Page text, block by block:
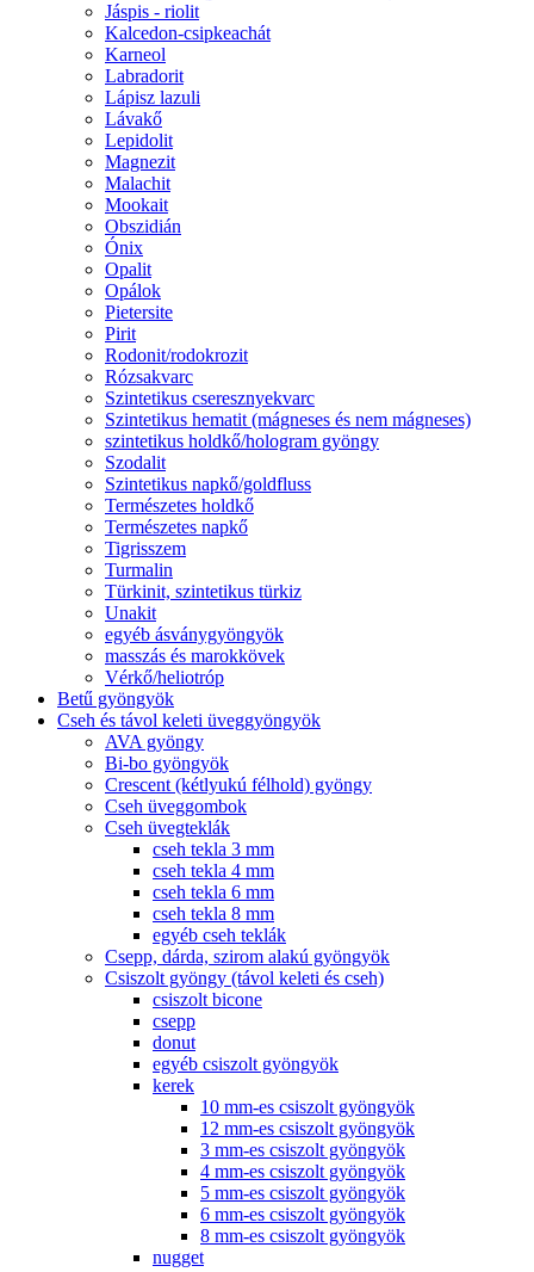
Jáspis - riolit
Kalcedon-csipkeachát
Karneol
Labradorit
Lápisz lazuli
Lávakő
Lepidolit
Magnezit
Malachit
Mookait
Obszidián
Ónix
Opalit
Opálok
Pietersite
Pirit
Rodonit/rodokrozit
Rózsakvarc
Szintetikus cseresznyekvarc
Szintetikus hematit (mágneses és nem mágneses)
szintetikus holdkő/hologram gyöngy
Szodalit
Szintetikus napkő/goldfluss
Természetes holdkő
Természetes napkő
Tigrisszem
Turmalin
Türkinit, szintetikus türkiz
Unakit
egyéb ásványgyöngyök
masszás és marokkövek
Vérkő/heliotróp
Betű gyöngyök
Cseh és távol keleti üveggyöngyök
AVA gyöngy
Bi-bo gyöngyök
Crescent (kétlyukú félhold) gyöngy
Cseh üveggombok
Cseh üvegteklák
cseh tekla 3 mm
cseh tekla 4 mm
cseh tekla 6 mm
cseh tekla 8 mm
egyéb cseh teklák
Csepp, dárda, szirom alakú gyöngyök
Csiszolt gyöngy (távol keleti és cseh)
csiszolt bicone
csepp
donut
egyéb csiszolt gyöngyök
kerek
10 mm-es csiszolt gyöngyök
12 mm-es csiszolt gyöngyök
3 mm-es csiszolt gyöngyök
4 mm-es csiszolt gyöngyök
5 mm-es csiszolt gyöngyök
6 mm-es csiszolt gyöngyök
8 mm-es csiszolt gyöngyök
nugget